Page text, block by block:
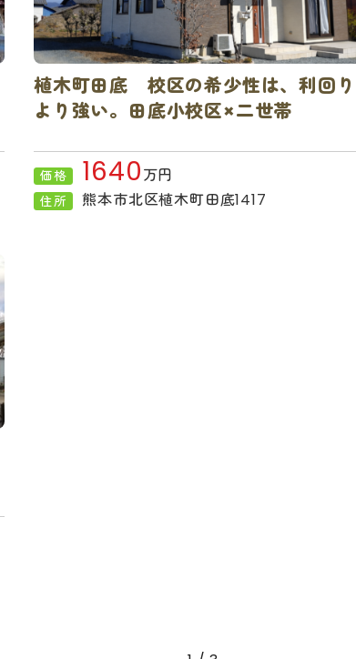
植木町田底 校区の希少性は、利回り
より強い。田底小校区×二世帯
価格 1640万円
住所 熊本市北区植木町田底1417